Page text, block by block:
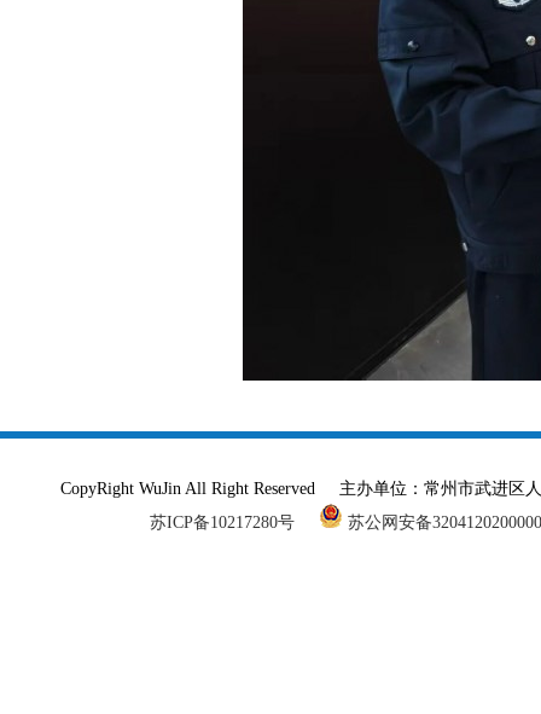
CopyRight WuJin All Right Reserved 主办单位：常州市武进
苏ICP备10217280号
苏公网安备